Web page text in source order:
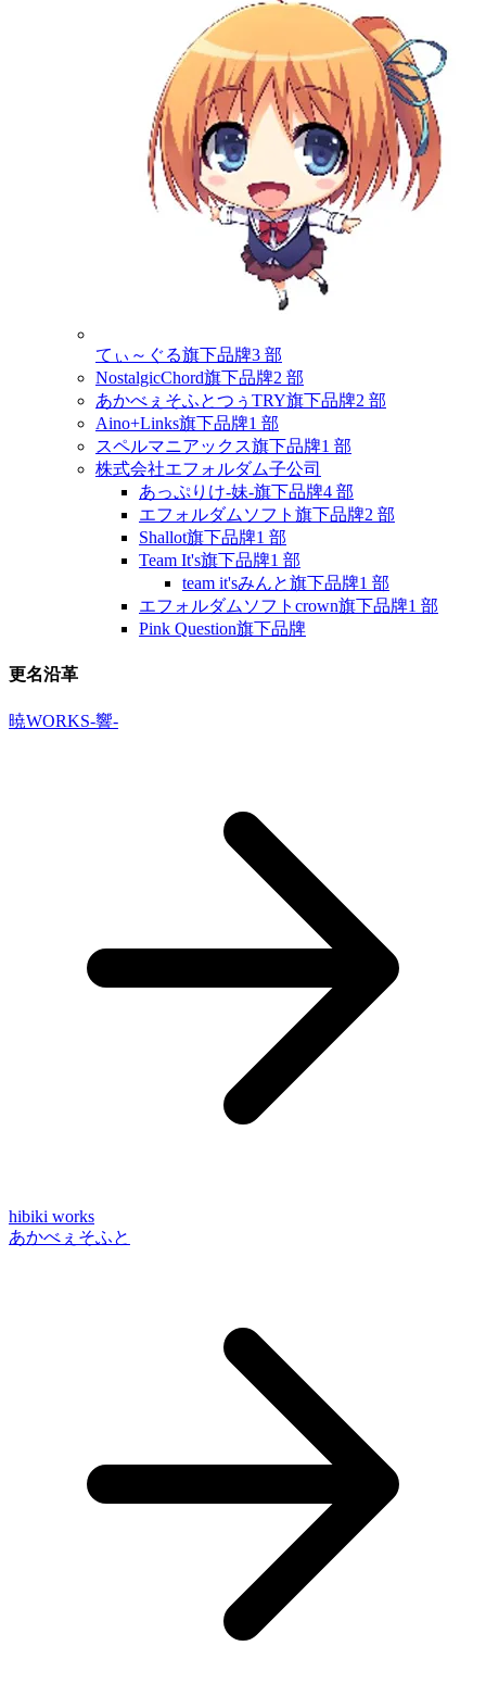
てぃ～ぐる旗下品牌3 部
NostalgicChord旗下品牌2 部
あかべぇそふとつぅTRY旗下品牌2 部
Aino+Links旗下品牌1 部
スペルマニアックス旗下品牌1 部
株式会社エフォルダム子公司
あっぷりけ-妹-旗下品牌4 部
エフォルダムソフト 旗下品牌2 部
Shallot旗下品牌1 部
Team It's旗下品牌1 部
team it'sみんと旗下品牌1 部
エフォルダムソフトcrown旗下品牌1 部
Pink Question旗下品牌
更名沿革
暁WORKS-響-
hibiki works
あかべぇそふと